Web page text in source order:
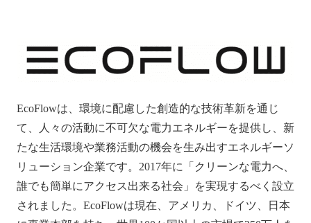
EcoFlowは、環境に配慮した創造的な技術革新を通じ
て、人々の活動に不可欠な電力エネルギーを提供し、新
たな生活環境や業務活動の機会を生み出すエネルギーソ
リューション企業です。2017年に「クリーンな電力へ、
誰でも簡単にアクセス出来る社会」を実現するべく設立
されました。EcoFlowは現在、アメリカ、ドイツ、日本